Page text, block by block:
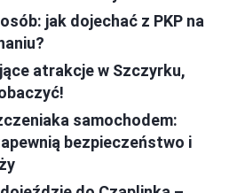
jak dojechać z PKP na
atrakcje w Szczyrku,
samochodem:
bezpieczeństwo i